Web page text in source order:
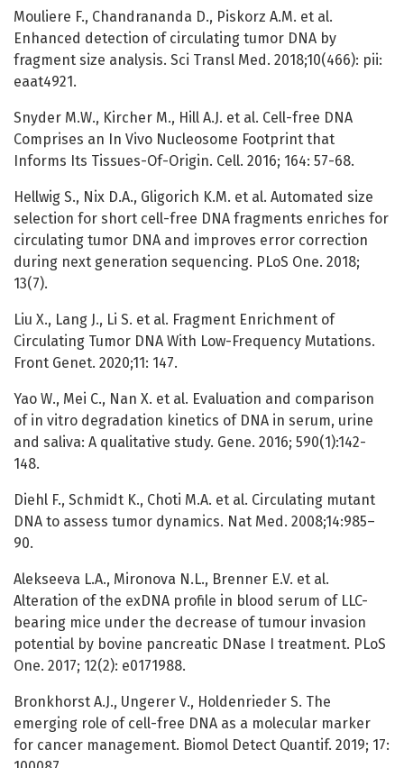
Mouliere F., Chandrananda D., Piskorz A.M. et al.
Enhanced detection of circulating tumor DNA by
fragment size analysis. Sci Transl Med. 2018;10(466): pii:
eaat4921.
Snyder M.W., Kircher M., Hill A.J. et al. Cell-free DNA
Comprises an In Vivo Nucleosome Footprint that
Informs Its Tissues-Of-Origin. Cell. 2016; 164: 57-68.
Hellwig S., Nix D.A., Gligorich K.M. et al. Automated size
selection for short cell-free DNA fragments enriches for
circulating tumor DNA and improves error correction
during next generation sequencing. PLoS One. 2018;
13(7).
Liu X., Lang J., Li S. et al. Fragment Enrichment of
Circulating Tumor DNA With Low-Frequency Mutations.
Front Genet. 2020;11: 147.
Yao W., Mei C., Nan X. et al. Evaluation and comparison
of in vitro degradation kinetics of DNA in serum, urine
and saliva: A qualitative study. Gene. 2016; 590(1):142-
148.
Diehl F., Schmidt K., Choti M.A. et al. Circulating mutant
DNA to assess tumor dynamics. Nat Med. 2008;14:985–
90.
Alekseeva L.A., Mironova N.L., Brenner E.V. et al.
Alteration of the exDNA profile in blood serum of LLC-
bearing mice under the decrease of tumour invasion
potential by bovine pancreatic DNase I treatment. PLoS
One. 2017; 12(2): e0171988.
Bronkhorst A.J., Ungerer V., Holdenrieder S. The
emerging role of cell-free DNA as a molecular marker
for cancer management. Biomol Detect Quantif. 2019; 17: